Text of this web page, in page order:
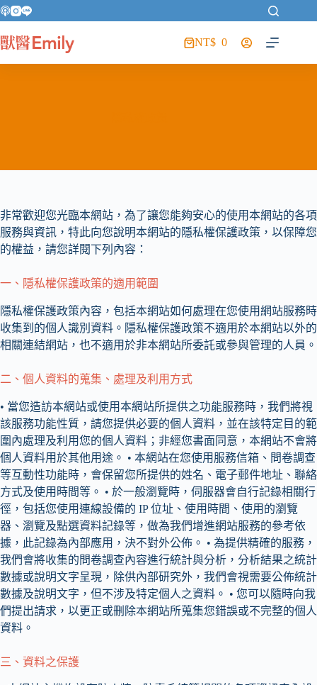
NT$ 0
非常歡迎您光臨本網站，為了讓您能夠安心的使用本網站的各項
服務與資訊，特此向您說明本網站的隱私權保護政策，以保障您
的權益，請您詳閱下列內容：
一、隱私權保護政策的適用範圍
隱私權保護政策內容，包括本網站如何處理在您使用網站服務時
收集到的個人識別資料。隱私權保護政策不適用於本網站以外的
相關連結網站，也不適用於非本網站所委託或參與管理的人員。
二、個人資料的蒐集、處理及利用方式
• 當您造訪本網站或使用本網站所提供之功能服務時，我們將視
該服務功能性質，請您提供必要的個人資料，並在該特定目的範
圍內處理及利用您的個人資料；非經您書面同意，本網站不會將
個人資料用於其他用途。 • 本網站在您使用服務信箱、問卷調查
等互動性功能時，會保留您所提供的姓名、電子郵件地址、聯絡
方式及使用時間等。 • 於一般瀏覽時，伺服器會自行記錄相關行
徑，包括您使用連線設備的 IP 位址、使用時間、使用的瀏覽
器、瀏覽及點選資料記錄等，做為我們增進網站服務的參考依
據，此記錄為內部應用，決不對外公佈。 • 為提供精確的服務，
我們會將收集的問卷調查內容進行統計與分析，分析結果之統計
數據或說明文字呈現，除供內部研究外，我們會視需要公佈統計
數據及說明文字，但不涉及特定個人之資料。 • 您可以隨時向我
們提出請求，以更正或刪除本網站所蒐集您錯誤或不完整的個人
資料。
三、資料之保護